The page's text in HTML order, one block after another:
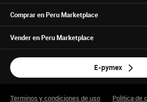
Comprar en Peru Marketplace
Vender en Peru Marketplace
E-pymex
Términos y condiciones de uso Política de